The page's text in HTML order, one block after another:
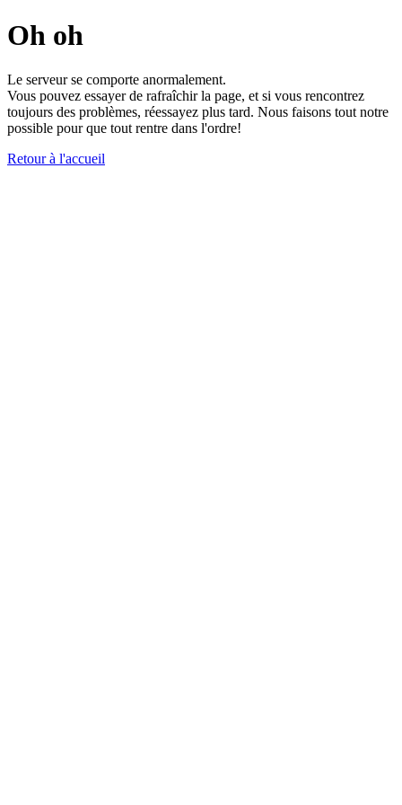
Oh oh
Le serveur se comporte anormalement.
Vous pouvez essayer de rafraîchir la page, et si vous rencontrez
toujours des problèmes, réessayez plus tard. Nous faisons tout notre
possible pour que tout rentre dans l'ordre!
Retour à l'accueil